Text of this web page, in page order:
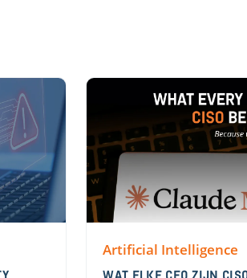
Artificial Intelligence